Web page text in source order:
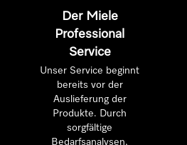
Der Miele
Professional
Service
Unser Service beginnt
bereits vor der
Auslieferung der
Produkte. Durch
sorgfältige
Bedarfsanalysen,